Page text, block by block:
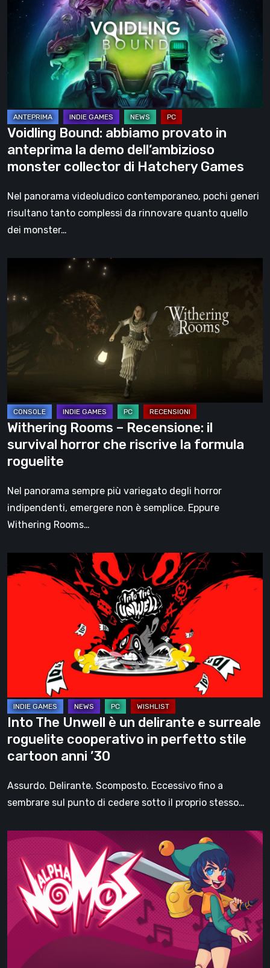
abbiamo
provato
anteprima
dell’ambizioso
monster
collector
di
Hatchery
Games
Voidling Bound: abbiamo provato in
anteprima la demo dell’ambizioso
monster collector di Hatchery Games
Nel panorama videoludico contemporaneo, pochi generi
risultano tanto complessi da rinnovare quanto quello
dei monster…
–
survival
horror
riscrive
la
formula
roguelite
Withering Rooms – Recensione: il
survival horror che riscrive la formula
roguelite
Nel panorama sempre più variegato degli horror
indipendenti, emergere non è semplice. Eppure
Withering Rooms…
The
roguelite
cooperativo
in
perfetto
stile
cartoon
Into The Unwell è un delirante e surreale
roguelite cooperativo in perfetto stile
cartoon anni ’30
Assurdo. Delirante. Scomposto. Eccessivo fino a
sembrare sul punto di cedere sotto il proprio stesso…
Alpha
Nomos:
abbiamo
parlato
lungo